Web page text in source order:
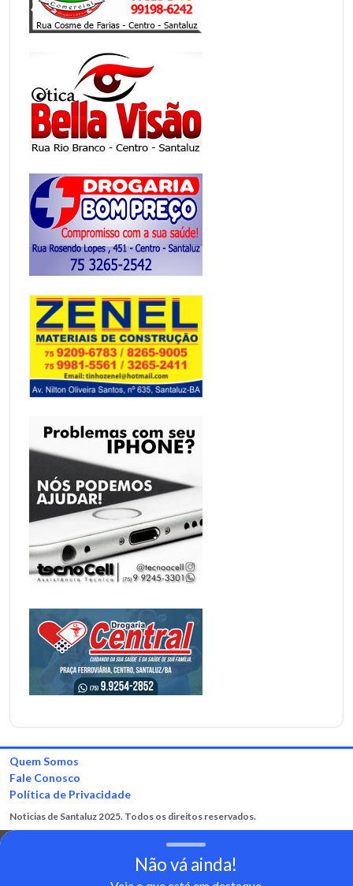
Quem Somos
Fale Conosco
Política de Privacidade
Noticias de Santaluz 2025. Todos os direitos reservados.
Não vá ainda!